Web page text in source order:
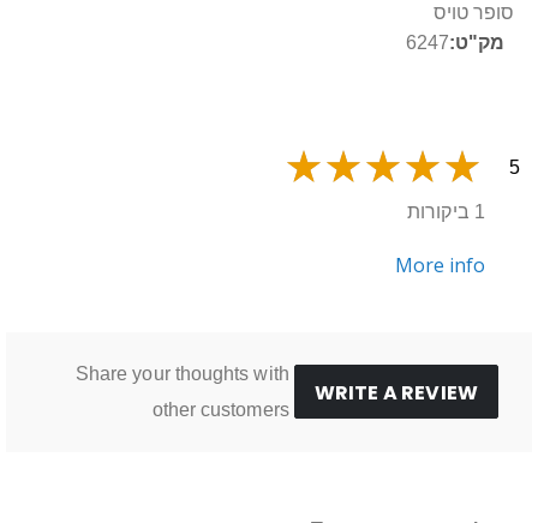
נוסף
סופר טויס
6247
5
1 ביקורות
More info
WRITE A REVIEW
Share your thoughts with
other customers